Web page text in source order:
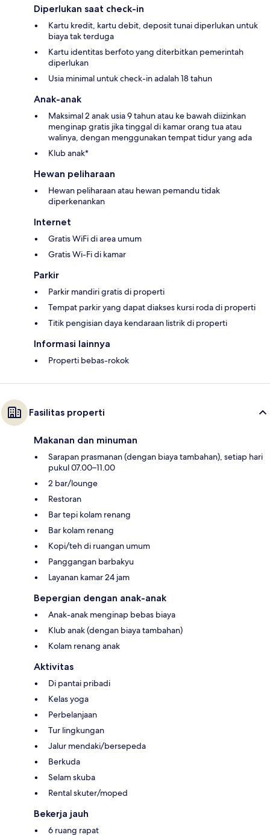
Diperlukan saat check-in
Kartu kredit, kartu debit, deposit tunai diperlukan untuk
biaya tak terduga
Kartu identitas berfoto yang diterbitkan pemerintah
diperlukan
Usia minimal untuk check-in adalah 18 tahun
Anak-anak
Maksimal 2 anak usia 9 tahun atau ke bawah diizinkan
menginap gratis jika tinggal di kamar orang tua atau
walinya, dengan menggunakan tempat tidur yang ada
Klub anak*
Hewan peliharaan
Hewan peliharaan atau hewan pemandu tidak
diperkenankan
Internet
Gratis WiFi di area umum
Gratis Wi-Fi di kamar
Parkir
Parkir mandiri gratis di properti
Tempat parkir yang dapat diakses kursi roda di properti
Titik pengisian daya kendaraan listrik di properti
Informasi lainnya
Properti bebas-rokok
Fasilitas properti
Makanan dan minuman
Sarapan prasmanan (dengan biaya tambahan), setiap hari
pukul 07.00–11.00
2 bar/lounge
Restoran
Bar tepi kolam renang
Bar kolam renang
Kopi/teh di ruangan umum
Panggangan barbakyu
Layanan kamar 24 jam
Bepergian dengan anak-anak
Anak-anak menginap bebas biaya
Klub anak (dengan biaya tambahan)
Kolam renang anak
Aktivitas
Di pantai pribadi
Kelas yoga
Perbelanjaan
Tur lingkungan
Jalur mendaki/bersepeda
Berkuda
Selam skuba
Rental skuter/moped
Bekerja jauh
6 ruang rapat